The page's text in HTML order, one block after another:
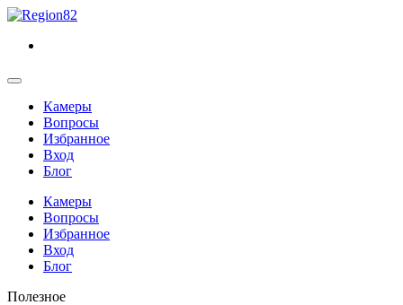
Камеры
Вопросы
Избранное
Вход
Блог
Камеры
Вопросы
Избранное
Вход
Блог
Полезное